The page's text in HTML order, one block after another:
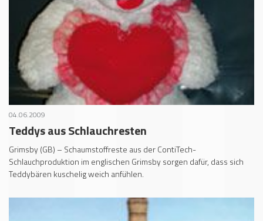
04.06.2009
Teddys aus Schlauchresten
Grimsby (GB) – Schaumstoffreste aus der ContiTech-
Schlauchproduktion im englischen Grimsby sorgen dafür, dass sich
Teddybären kuschelig weich anfühlen.